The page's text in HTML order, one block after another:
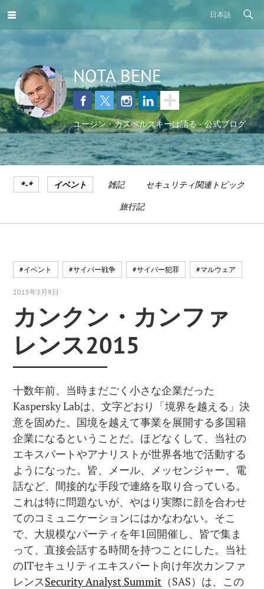
日本語
NOTA BENE
ユージン・カスペルスキーは語る - 公式ブログ
*-* イベント 雑記
セキュリティ関連トピック
旅行記
#イベント #サイバー戦争 #サイバー犯罪 #マルウェア
2015年3月9日
カンクン・カンファ
レンス2015
十数年前、当時まだごく小さな企業だった
Kaspersky Labは、文字どおり「境界を越える」決
意を固めた。国境を越えて事業を展開する多国籍
企業になるということだ。ほどなくして、当社の
エキスパートやアナリストが世界各地で活動する
ようになった。皆、メール、メッセンジャー、電
話など、間接的な手段で連絡を取り合っている。
これは特に問題ないが、やはり実際に顔を合わせ
てのコミュニケーションにはかなわない。そこ
で、大規模なパーティを年1回開催し、皆で集ま
って、直接会話する時間を持つことにした。当社
のITセキュリティエキスパート向け年次カンファ
レンスSecurity Analyst Summit （SAS）は、この